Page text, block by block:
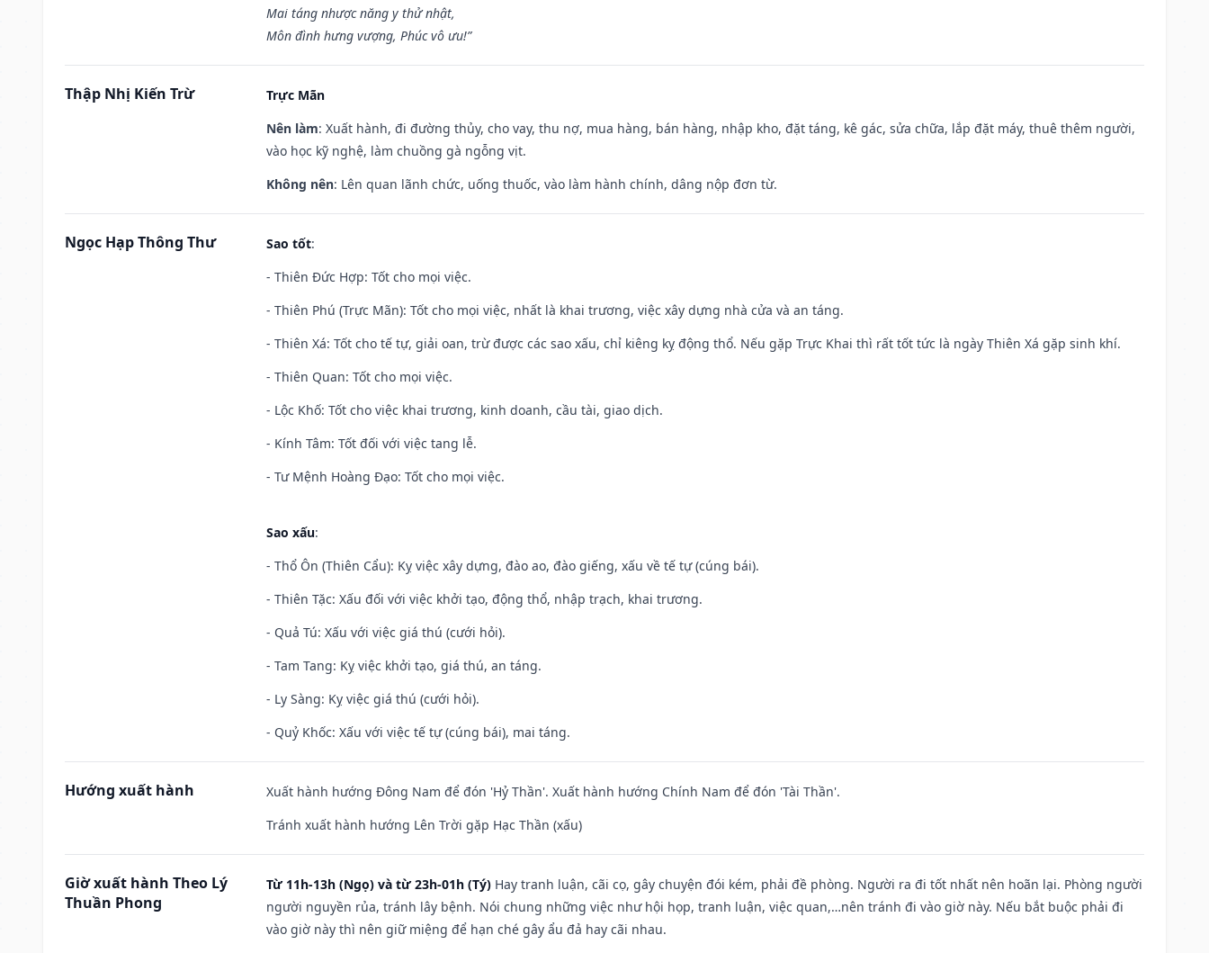
Mai táng nhược năng y thử nhật,
Môn đình hưng vượng, Phúc vô ưu!”
Thập Nhị Kiến Trừ
Trực Mãn
Nên làm: Xuất hành, đi đường thủy, cho vay, thu nợ, mua hàng, bán hàng, nhập kho, đặt táng, kê gác, sửa chữa, lắp đặt máy, thuê thêm người,
vào học kỹ nghệ, làm chuồng gà ngỗng vịt.
Không nên: Lên quan lãnh chức, uống thuốc, vào làm hành chính, dâng nộp đơn từ.
Ngọc Hạp Thông Thư Sao tốt:
- Thiên Đức Hợp: Tốt cho mọi việc.
- Thiên Phú (Trực Mãn): Tốt cho mọi việc, nhất là khai trương, việc xây dựng nhà cửa và an táng.
- Thiên Xá: Tốt cho tế tự, giải oan, trừ được các sao xấu, chỉ kiêng kỵ động thổ. Nếu gặp Trực Khai thì rất tốt tức là ngày Thiên Xá gặp sinh khí.
- Thiên Quan: Tốt cho mọi việc.
- Lộc Khố: Tốt cho việc khai trương, kinh doanh, cầu tài, giao dịch.
- Kính Tâm: Tốt đối với việc tang lễ.
- Tư Mệnh Hoàng Đạo: Tốt cho mọi việc.
Sao xấu:
- Thổ Ôn (Thiên Cẩu): Kỵ việc xây dựng, đào ao, đào giếng, xấu về tế tự (cúng bái).
- Thiên Tặc: Xấu đối với việc khởi tạo, động thổ, nhập trạch, khai trương.
- Quả Tú: Xấu với việc giá thú (cưới hỏi).
- Tam Tang: Kỵ việc khởi tạo, giá thú, an táng.
- Ly Sàng: Kỵ việc giá thú (cưới hỏi).
- Quỷ Khốc: Xấu với việc tế tự (cúng bái), mai táng.
Hướng xuất hành
Xuất hành hướng Đông Nam để đón 'Hỷ Thần'. Xuất hành hướng Chính Nam để đón 'Tài Thần'.
Tránh xuất hành hướng Lên Trời gặp Hạc Thần (xấu)
Giờ xuất hành Theo Lý
Thuần Phong
Từ 11h-13h (Ngọ) và từ 23h-01h (Tý) Hay tranh luận, cãi cọ, gây chuyện đói kém, phải đề phòng. Người ra đi tốt nhất nên hoãn lại. Phòng người
người nguyền rủa, tránh lây bệnh. Nói chung những việc như hội họp, tranh luận, việc quan,…nên tránh đi vào giờ này. Nếu bắt buộc phải đi
vào giờ này thì nên giữ miệng để hạn ché gây ẩu đả hay cãi nhau.